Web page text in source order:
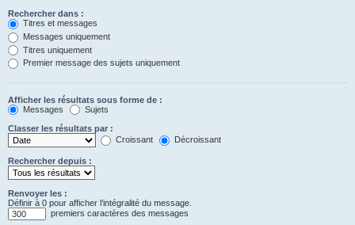
Rechercher dans :
Titres et messages
Messages uniquement
Titres uniquement
Premier message des sujets uniquement
Afficher les résultats sous forme de :
Messages
Sujets
Classer les résultats par :
Croissant
Décroissant
Rechercher depuis :
Renvoyer les :
Définir à 0 pour afficher l’intégralité du message.
premiers caractères des messages